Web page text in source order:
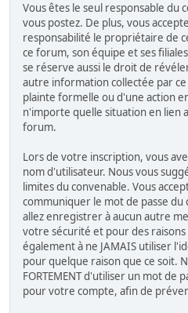
Vous êtes le seul responsable du
vous postez. De plus, vous
responsabilité le propriétaire de
ce forum, son équipe et ses
se réserve aussi le droit de
autre information collectée par
plainte formelle ou d'une action
n'importe quelle situation en lien
forum.
Lors de votre inscription, vous
nom d'utilisateur. Nous vous
limites du convenable. Vous
communiquer le mot de passe
allez enregistrer à aucun autre
votre sécurité et pour des
également à ne JAMAIS utiliser
pour quelque raison que ce soit.
FORTEMENT d'utiliser un mot de
pour votre compte, afin de